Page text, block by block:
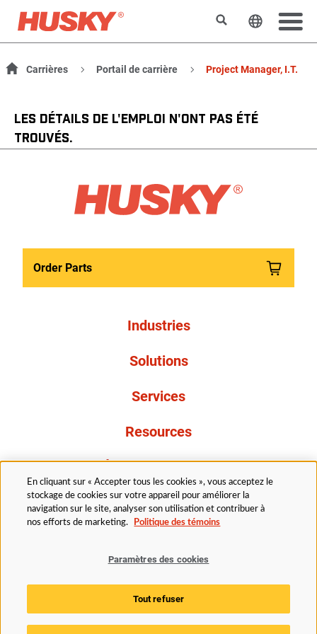
RechercherChanger
Carrières Portail de carrière Project Manager, I.T.
LES DÉTAILS DE L'EMPLOI N'ONT PAS ÉTÉ
TROUVÉS.
Order Parts
Industries
Solutions
Services
Resources
À propos de nous
Politique d’accessibilité
Politique en matière de cookies
Paramètres des cookies
En cliquant sur « Accepter tous les cookies », vous acceptez le
stockage de cookies sur votre appareil pour améliorer la
navigation sur le site, analyser son utilisation et contribuer à
nos efforts de marketing.
Politique des témoins
Paramètres des cookies
Tout refuser